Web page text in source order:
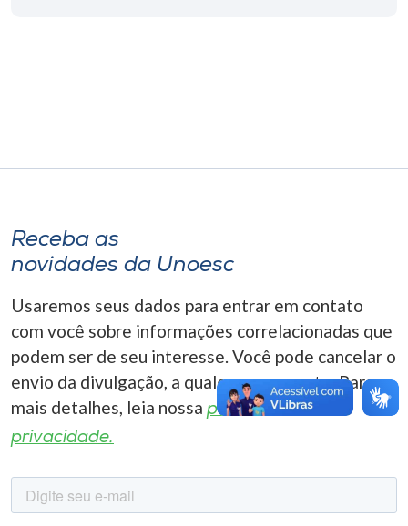
A-
Receba as
novidades da Unoesc
Usaremos seus dados para entrar em contato
com você sobre informações correlacionadas que
podem ser de seu interesse. Você pode cancelar o
envio da divulgação, a qualquer momento. Para
mais detalhes, leia nossa política de
privacidade.